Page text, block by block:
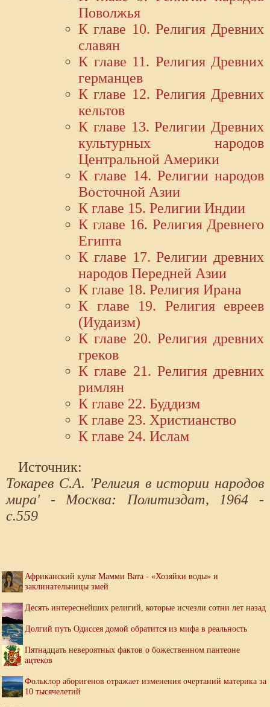
Поволжья
К главе 10. Религия Древних
славян
К главе 11. Религия Древних
германцев
К главе 12. Религия Древних
кельтов
К главе 13. Религии Древних
культурных народов
Центральной Америки
К главе 14. Религии народов
Восточной Азии
К главе 15. Религии Индии
К главе 16. Религия Древнего
Египта
К главе 17. Религии древних
народов Передней Азии
К главе 18. Религия Ирана
К главе 19. Религия евреев
(Иудаизм)
К главе 20. Религия древних
греков
К главе 21. Религия древних
римлян
К главе 22. Буддизм
К главе 23. Христианство
К главе 24. Ислам
Источник:
Токарев С.А. 'Религия в истории народов
мира' - Москва: Политиздат, 1964 -
с.559
Африканский культ Мамми Вата - «Хозяйки воды» и
заклинательницы змей
Десять интереснейших религий, которые исчезли сотни лет назад
Долгий путь Одиссея домой обратится из мифа в реальность
Пятнадцать невероятных фактов о божественном пантеоне
ацтеков
Фольклор аборигенов отражает изменения очертаний материка за
10 тысячелетий